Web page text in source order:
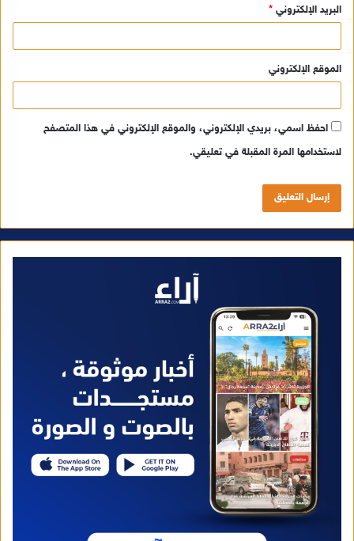
البريد الإلكتروني *
الموقع الإلكتروني
احفظ اسمي، بريدي الإلكتروني، والموقع الإلكتروني في هذا المتصفح
لاستخدامها المرة المقبلة في تعليقي.